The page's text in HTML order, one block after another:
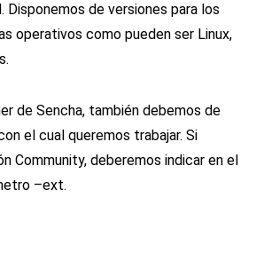
Disponemos de versiones para los
operativos como pueden ser Linux,
de Sencha, también debemos de
el cual queremos trabajar. Si
Community, deberemos indicar en el
–ext.